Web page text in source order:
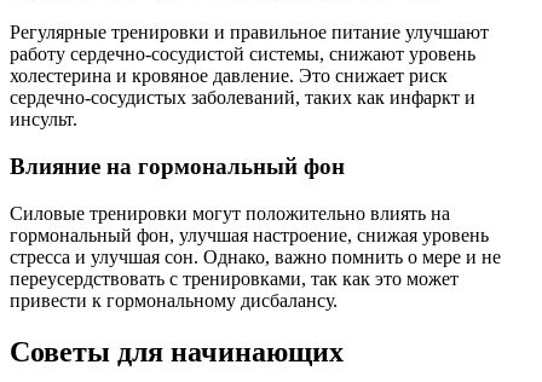
Регулярные тренировки и правильное питание улучшают
работу сердечно-сосудистой системы, снижают уровень
холестерина и кровяное давление. Это снижает риск
сердечно-сосудистых заболеваний, таких как инфаркт и
инсульт.
Влияние на гормональный фон
Силовые тренировки могут положительно влиять на
гормональный фон, улучшая настроение, снижая уровень
стресса и улучшая сон. Однако, важно помнить о мере и не
переусердствовать с тренировками, так как это может
привести к гормональному дисбалансу.
Советы для начинающих